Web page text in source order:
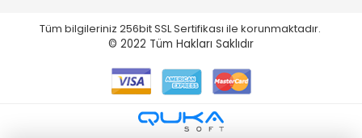
Tüm bilgileriniz 256bit SSL Sertifikası ile korunmaktadır.
© 2022 Tüm Hakları Saklıdır